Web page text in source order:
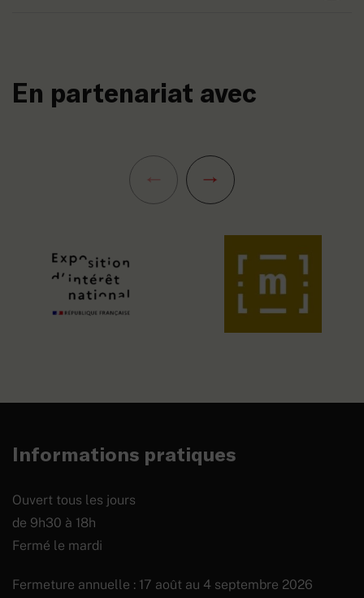
En partenariat avec
Informations pratiques
Ouvert tous les jours
de 9h30 à 18h
Fermé le mardi
Fermeture annuelle : 17 août au 4 septembre 2026